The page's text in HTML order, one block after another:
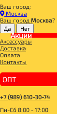
Ваш город:
Москва
Ваш город Москва?
Акции
Аксессуары
Доставка
Оплата
Контакты
ОПТ
+7 (989) 610-30-74
Пн-Сб 8:00 - 17:00
Главная
ДЛЯ
СУПЕРФУДЫ
СЕМЕНА
POLEZZNO Семена